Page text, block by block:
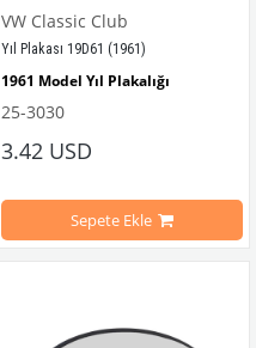
VW Classic Club
Yıl Plakası 19D61 (1961)
1961 Model Yıl Plakalığı
VWC Parça No: 25-3030
25-3030
3.42 USD
Sepete Ekle